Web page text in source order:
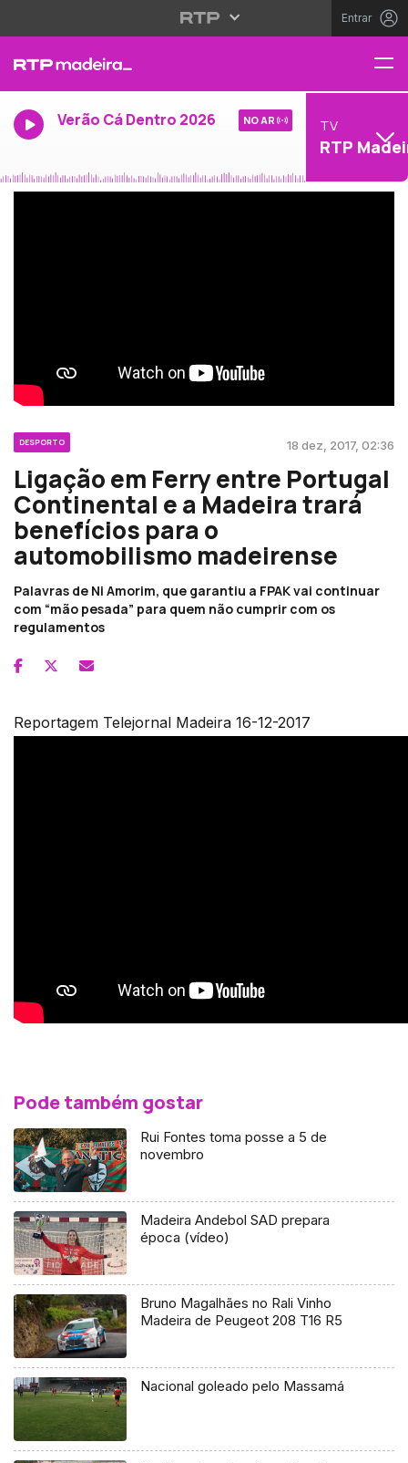
Entrar
Verão Cá Dentro 2026 NO AR TV
RTP
DESPORTO 18 dez, 2017, 02:36
Ligação em Ferry entre Portugal
Continental e a Madeira trará
benefícios para o
automobilismo madeirense
Palavras de Ni Amorim, que garantiu a FPAK vai continuar
com “mão pesada” para quem não cumprir com os
regulamentos
Reportagem Telejornal Madeira 16-12-2017
Pode também gostar
Rui Fontes toma posse a 5 de
novembro
Madeira Andebol SAD prepara
época (vídeo)
Bruno Magalhães no Rali Vinho
Madeira de Peugeot 208 T16 R5
Nacional goleado pelo Massamá